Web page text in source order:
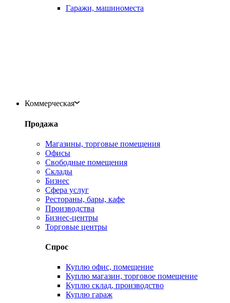
Гаражи, машиноместа
Коммерческая
Продажа
Магазины, торговые помещения
Офисы
Свободные помещения
Склады
Бизнес
Сфера услуг
Рестораны, бары, кафе
Производства
Бизнес-центры
Торговые центры
Спрос
Куплю офис, помещение
Куплю магазин, торговое помещение
Куплю склад, производство
Куплю гараж